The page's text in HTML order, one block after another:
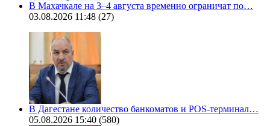
В Махачкале на 3–4 августа временно ограничат по…
03.08.2026 11:48 (27)
В Дагестане количество банкоматов и POS-терминал…
05.08.2026 15:40 (580)